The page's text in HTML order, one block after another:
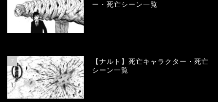
ー・死亡シーン一覧
7
【ナルト】死亡キャラクター・死亡
シーン一覧